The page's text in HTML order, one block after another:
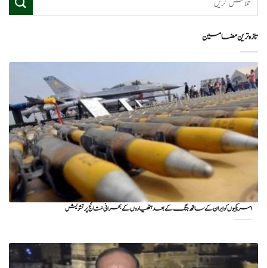
تازہ ترین مضامین
امریکیوں کو ایران کے ساتھ جنگ کے بعد ہتھیاروں کے بحرانی نتائج پر تشویش